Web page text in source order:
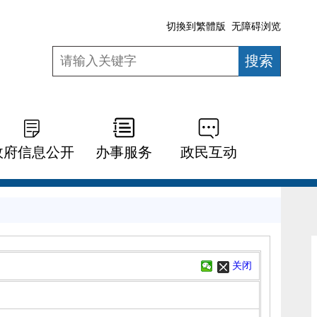
切換到繁體版 无障碍浏览
府信息公开 办事服务 政民互动
关闭